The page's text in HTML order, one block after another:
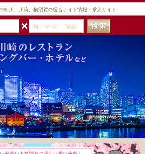
奈川、川崎、横須賀の総合ナイト情報・求人サイト